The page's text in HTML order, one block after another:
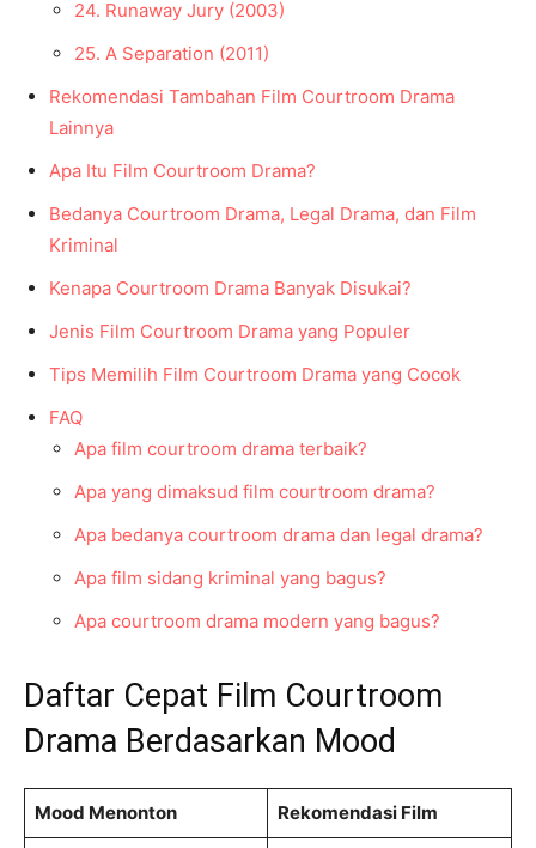
24. Runaway Jury (2003)
25. A Separation (2011)
Rekomendasi Tambahan Film Courtroom Drama
Lainnya
Apa Itu Film Courtroom Drama?
Bedanya Courtroom Drama, Legal Drama, dan Film
Kriminal
Kenapa Courtroom Drama Banyak Disukai?
Jenis Film Courtroom Drama yang Populer
Tips Memilih Film Courtroom Drama yang Cocok
FAQ
Apa film courtroom drama terbaik?
Apa yang dimaksud film courtroom drama?
Apa bedanya courtroom drama dan legal drama?
Apa film sidang kriminal yang bagus?
Apa courtroom drama modern yang bagus?
Daftar Cepat Film Courtroom
Drama Berdasarkan Mood
Mood Menonton Rekomendasi Film